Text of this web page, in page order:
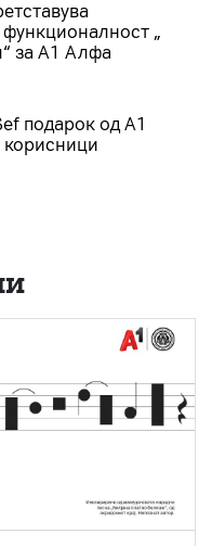
„
за А1 Алфа
подарок од А1
корисници